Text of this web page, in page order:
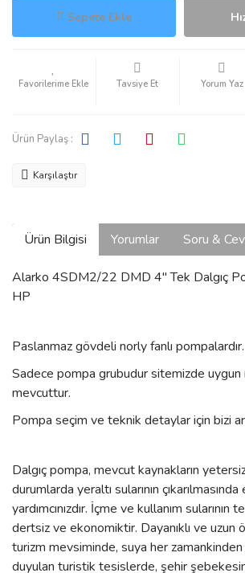
Sepete Ekle
Tavsiye Et Yorum Yaz
Ürün Paylaş :
Karşılaştır
Ürün Bilgisi Yorumlar Soru &
Alarko 4SDM2/22 DMD 4'' Tek Dalgıç
HP
Paslanmaz gövdeli norly fanlı pompalardır.
Sadece pompa grubudur sitemizde
mevcuttur.
Pompa seçim ve teknik detaylar için bizi
Dalgıç pompa, mevcut kaynakların yetersiz
durumlarda yeraltı sularının
yardımcınızdır. İçme ve kullanım sularının
dertsiz ve ekonomiktir. Dayanıklı ve uzun
turizm mevsiminde, suya her
duyulan turistik tesislerde, şehir